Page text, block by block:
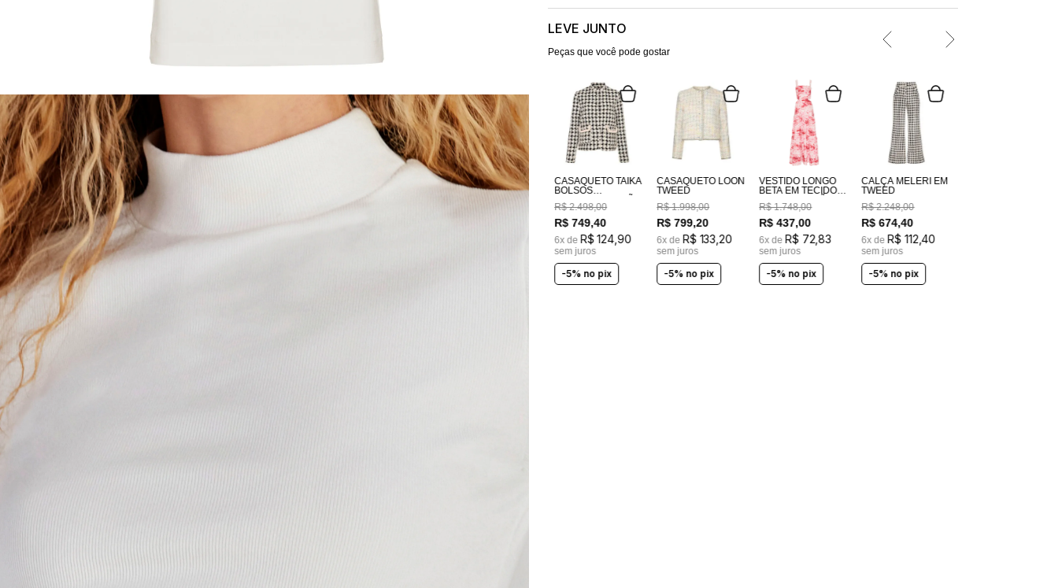
LEVE JUNTO
Peças que você pode gostar
CASAQUETO TAIKA
BOLSOS
BORDADOS A MÃO
R$ 2.498,00
R$ 749,40
6x de R$ 124,90
sem juros
-5% no pix
CASAQUETO LOON
TWEED
R$ 1.998,00
R$ 799,20
6x de R$ 133 20
sem juros
-5% no pix
VESTIDO LONGO
BETA EM TECIDO
100% ALGODÃO
ESTAMPADO
COSTAS EM
LASTEX
R$ 1.748,00
R$ 437,00
6x de R$ 72,83
sem juros
-5% no pix
CALÇA MELERI EM
TWEED
R$ 2.248,00
R$ 674,40
6x de R$ 112,40
sem juros
-5% no pix